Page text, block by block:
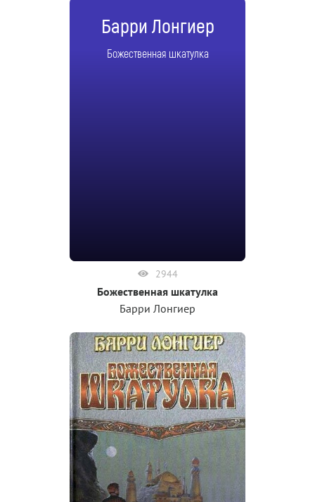
Барри Лонгиер
Божественная шкатулка
2944
Божественная шкатулка
Барри Лонгиер